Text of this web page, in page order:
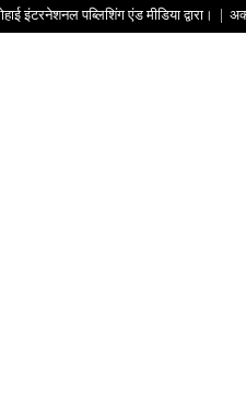
इंटरनेशनल पब्लिशिंग एंड मीडिया द्वारा।